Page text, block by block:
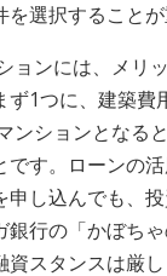
選択することが
ョンには、メリ
ず1つに、建築
ンションとなる
す。ローンの活
申し込んでも、
銀行の「かぼち
スタンスは厳し